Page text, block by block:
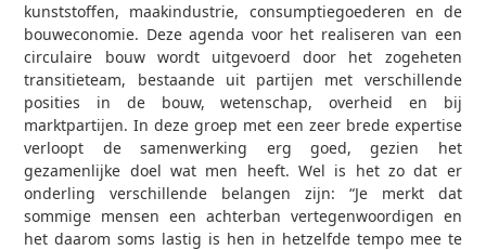
kunststoffen, maakindustrie, consumptiegoederen en de
bouweconomie. Deze agenda voor het realiseren van een
circulaire bouw wordt uitgevoerd door het zogeheten
transitieteam, bestaande uit partijen met verschillende
posities in de bouw, wetenschap, overheid en bij
marktpartijen. In deze groep met een zeer brede expertise
verloopt de samenwerking erg goed, gezien het
gezamenlijke doel wat men heeft. Wel is het zo dat er
onderling verschillende belangen zijn: “Je merkt dat
sommige mensen een achterban vertegenwoordigen en
het daarom soms lastig is hen in hetzelfde tempo mee te